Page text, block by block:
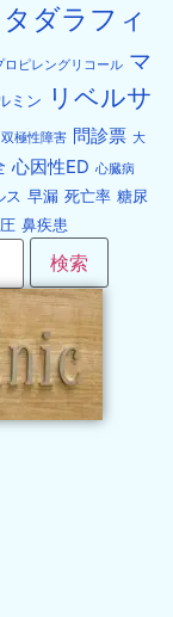
タダラフィ
ロピレングリコール マ
ミン
リベルサ
双極性障害 問診票 大
心因性ED 心臓病
ス 早漏 死亡率 糖尿
鼻疾患